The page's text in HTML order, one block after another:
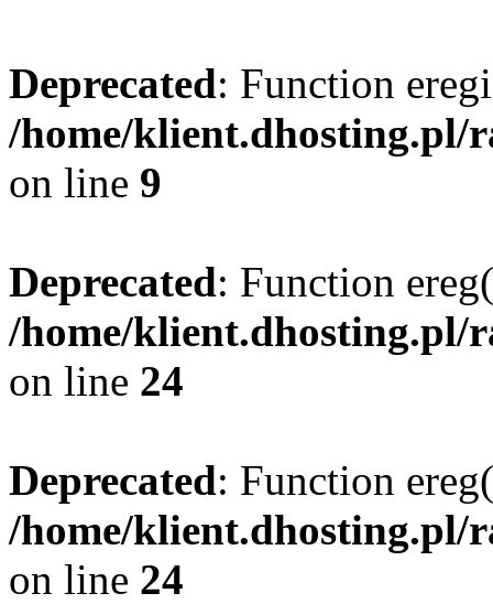
Deprecated: Function
/home/klient.dhosting.pl/
on line 9
Deprecated: Function
/home/klient.dhosting.pl/
on line 24
Deprecated: Function
/home/klient.dhosting.pl/
on line 24